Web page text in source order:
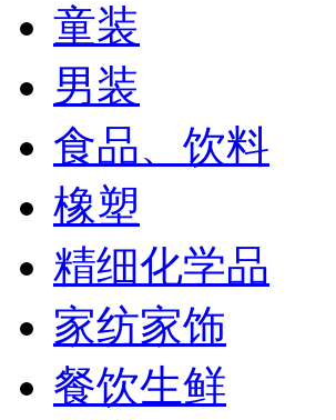
童装
男装
食品、饮料
橡塑
精细化学品
家纺家饰
餐饮生鲜